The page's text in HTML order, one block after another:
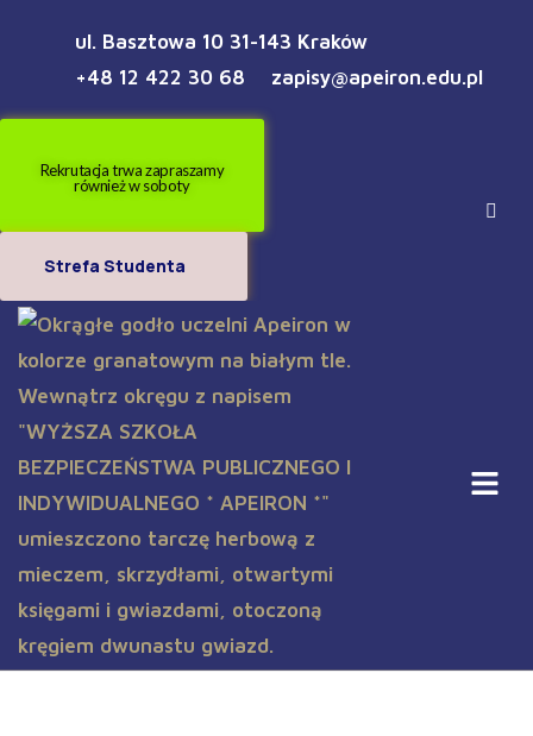
ul. Basztowa 10 31-143 Kraków
+48 12 422 30 68
zapisy@apeiron.edu.pl
Rekrutacja trwa zapraszamy
również w soboty
Strefa Studenta